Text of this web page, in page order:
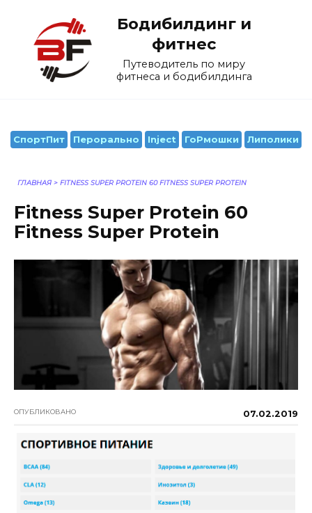
содержанию
Бодибилдинг и
фитнес
Путеводитель по миру
фитнеса и бодибилдинга
СпортПит Перорально Inject ГоРмошки Липолики
ГЛАВНАЯ > FITNESS SUPER PROTEIN 60 FITNESS SUPER PROTEIN
Fitness Super Protein 60
Fitness Super Protein
ОПУБЛИКОВАНО 07.02.2019